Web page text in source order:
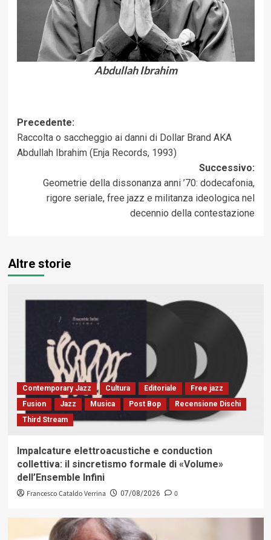
Abdullah Ibrahim
Navigazione
articolo
Precedente:
Raccolta o saccheggio ai danni di Dollar Brand AKA
Abdullah Ibrahim (Enja Records, 1993)
Successivo:
Geometrie della dissonanza anni ’70: dodecafonia,
rigore seriale, free jazz e militanza ideologica nel
decennio della contestazione
Altre storie
Contemporary Jazz Cultura Editoriale
Free jazz
Fusion
Jazz Musica Post Bop
Recensione Dischi
Third Stream
Impalcature elettroacustiche e conduction
collettiva: il sincretismo formale di «Volume»
dell’Ensemble Infini
Francesco Cataldo Verrina 07/08/2026 0